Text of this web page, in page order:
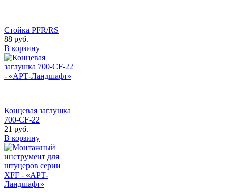
Стойка PFR/RS
88 руб.
В корзину
Концевая заглушка
700-CF-22
21 руб.
В корзину